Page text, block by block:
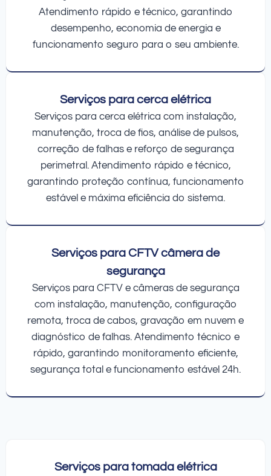
Atendimento rápido e técnico, garantindo
desempenho, economia de energia e
funcionamento seguro para o seu ambiente.
Serviços para cerca elétrica
Serviços para cerca elétrica com instalação,
manutenção, troca de fios, análise de pulsos,
correção de falhas e reforço de segurança
perimetral. Atendimento rápido e técnico,
garantindo proteção contínua, funcionamento
estável e máxima eficiência do sistema.
Serviços para CFTV câmera de
segurança
Serviços para CFTV e câmeras de segurança
com instalação, manutenção, configuração
remota, troca de cabos, gravação em nuvem e
diagnóstico de falhas. Atendimento técnico e
rápido, garantindo monitoramento eficiente,
segurança total e funcionamento estável 24h.
Serviços para tomada elétrica